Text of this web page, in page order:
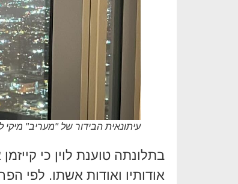
עיתונאית הבידור של "מעריב"
בתלונתה טוענת לוין כי
אודותיו ואודות אשתו. לפי